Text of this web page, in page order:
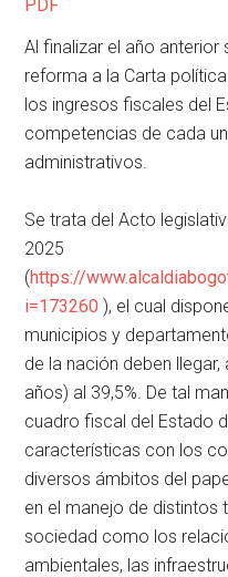
PDF
Al finalizar el año
reforma a la Carta
los ingresos fiscales del
competencias de cada
administrativos.
Se trata del Acto
2025
(https://
i=173260 ), el cual
municipios y
de la nación deben
años) al 39,5%. De tal
cuadro fiscal del Estado
características con los
diversos ámbitos del
en el manejo de distintos
sociedad como los
ambientales, las